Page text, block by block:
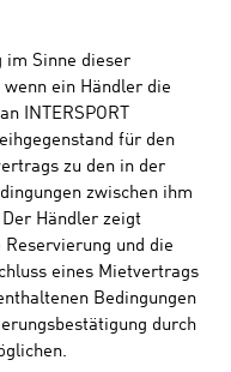
im Sinne dieser
ein Händler die
INTERSPORT
für den
zu den in der
zwischen ihm
Händler zeigt
Reservierung und die
eines Mietvertrags
Bedingungen
durch